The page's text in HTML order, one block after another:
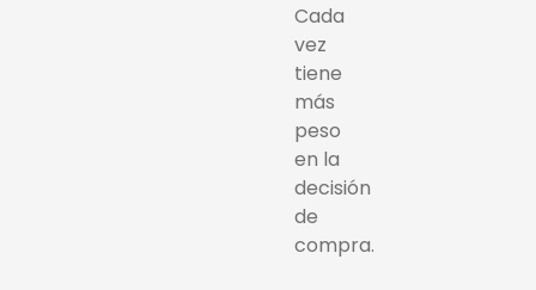
Cada
vez
tiene
más
peso
en la
decisión
de
compra.